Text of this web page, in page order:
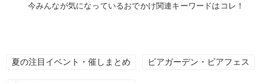
今みんなが気になっているおでかけ関連キーワードはコレ！
夏の注目イベント・催しまとめ ビアガーデン・ビアフェス